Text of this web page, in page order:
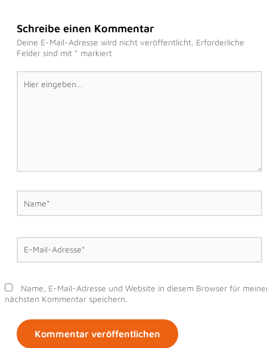
Schreibe einen Kommentar
Deine E-Mail-Adresse wird nicht veröffentlicht. Erforderliche
Felder sind mit * markiert
Hier
eingeben…
Name*
E-
Mail-
Adresse*
Name, E-Mail-Adresse und Website in diesem Browser für
nächsten Kommentar speichern.